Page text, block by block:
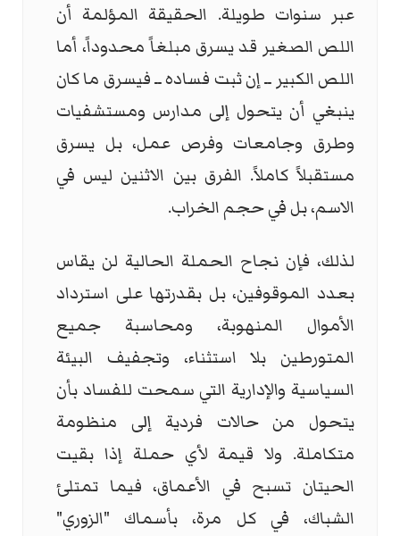
عبر سنوات طويلة. الحقيقة المؤلمة أن
اللص الصغير قد يسرق مبلغاً محدوداً، أما
اللص الكبير ــ إن ثبت فساده ــ فيسرق ما كان
ينبغي أن يتحول إلى مدارس ومستشفيات
وطرق وجامعات وفرص عمل، بل يسرق
مستقبلاً كاملاً. الفرق بين الاثنين ليس في
الاسم، بل في حجم الخراب.
لذلك، فإن نجاح الحملة الحالية لن يقاس
بعدد الموقوفين، بل بقدرتها على استرداد
الأموال المنهوبة، ومحاسبة جميع
المتورطين بلا استثناء، وتجفيف البيئة
السياسية والإدارية التي سمحت للفساد بأن
يتحول من حالات فردية إلى منظومة
متكاملة. ولا قيمة لأي حملة إذا بقيت
الحيتان تسبح في الأعماق، فيما تمتلئ
الشباك، في كل مرة، بأسماك "الزوري"